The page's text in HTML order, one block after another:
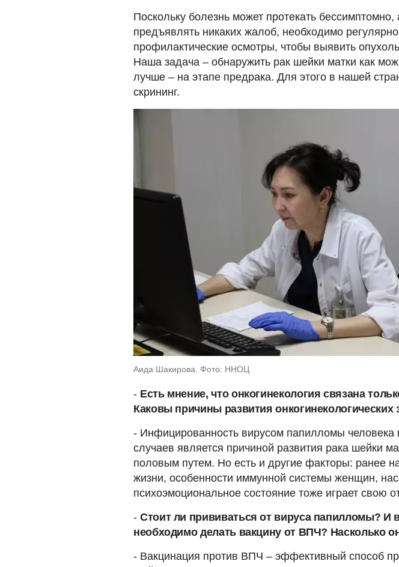
Поскольку болезнь может протекать
предъявлять никаких жалоб, необходимо
профилактические осмотры, чтобы выявить
Наша задача – обнаружить рак шейки матки как
лучше – на этапе предрака. Для этого в нашей
скрининг.
Аида Шакирова. Фото: ННОЦ
- Есть мнение, что онкогинекология связана
Каковы причины развития онкогинекологических
- Инфицированность вирусом папилломы человека
случаев является причиной развития рака шейки
половым путем. Но есть и другие факторы: ранее
жизни, особенности иммунной системы женщин,
психоэмоциональное состояние тоже играет свою
- Стоит ли прививаться от вируса папилломы? И
необходимо делать вакцину от ВПЧ? Насколько
- Вакцинация против ВПЧ – эффективный способ